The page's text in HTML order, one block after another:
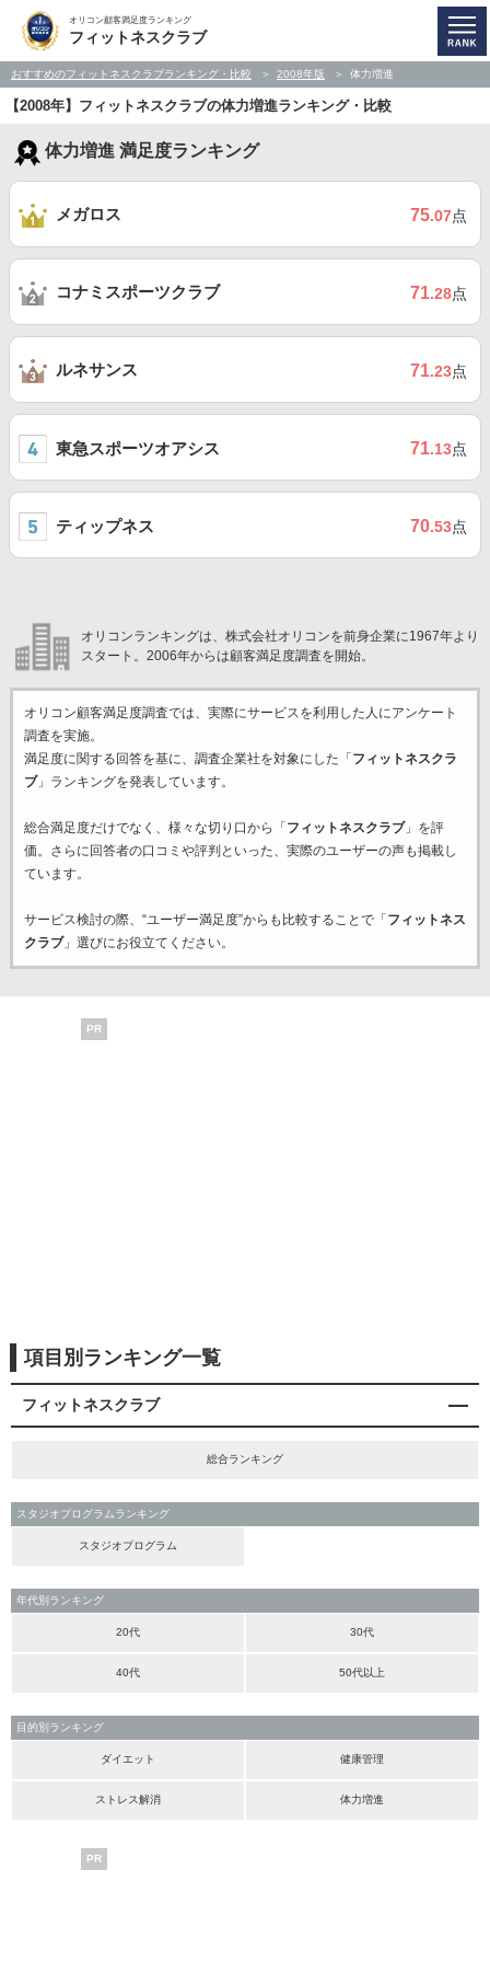
オリコン顧客満足度ランキング
フィットネスクラブ
おすすめのフィットネスクラブランキング・比較 2008年版 体力増進
【2008年】フィットネスクラブの体力増進ランキング・比較
体力増進 満足度ランキング
メガロス 75.07点
コナミスポーツクラブ 71.28点
ルネサンス 71.23点
東急スポーツオアシス 71.13点
ティップネス 70.53点
オリコンランキングは、株式会社オリコンを前身企業に1967年より
スタート。2006年からは顧客満足度調査を開始。
オリコン顧客満足度調査では、実際にサービスを利用した 人にアンケート
調査を実施。
満足度に関する回答を基に、調査企業社を対象にした「 フィットネスクラ
ブ」ランキングを発表しています。
総合満足度だけでなく、様々な切り口から「 フィットネスクラブ」を評
価。さらに回答者の口コミや評判といった、実際のユーザーの声も掲載し
ています。
サービス検討の際、“ユーザー満足度”からも比較することで「 フィットネス
クラブ」選びにお役立てください。
PR
項目別ランキング一覧
フィットネスクラブ
総合ランキング
スタジオプログラムランキング
スタジオプログラム
年代別ランキング
20代 30代
40代 50代以上
目的別ランキング
ダイエット 健康管理
ストレス解消 体力増進
PR